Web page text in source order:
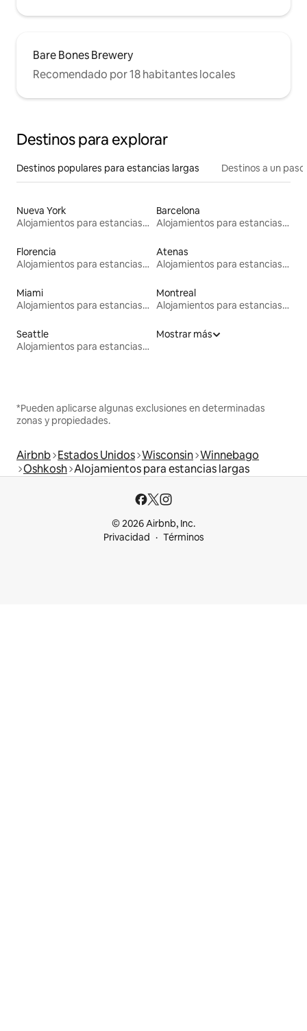
Bare Bones Brewery
Recomendado por 18 habitantes locales
Destinos para explorar
Destinos populares para estancias largas Destinos a un
Nueva York
Alojamientos para estancias largas
Barcelona
Alojamientos para estancias largas
Florencia
Alojamientos para estancias largas
Atenas
Alojamientos para estancias largas
Miami
Alojamientos para estancias largas
Montreal
Alojamientos para estancias largas
Seattle
Alojamientos para estancias largas
Mostrar más
*Pueden aplicarse algunas exclusiones en determinadas
zonas y propiedades.
Airbnb Estados Unidos Wisconsin Winnebago
Oshkosh Alojamientos para estancias largas
© 2026 Airbnb, Inc.
Privacidad
Términos